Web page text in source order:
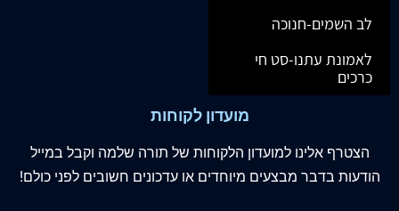
לב השמים-חנוכה
לאמונת עתנו-סט חי
כרכים
מועדון לקוחות
הצטרף אלינו למועדון הלקוחות של תורה שלמה וקבל במייל
הודעות בדבר מבצעים מיוחדים או עדכונים חשובים לפני כולם!